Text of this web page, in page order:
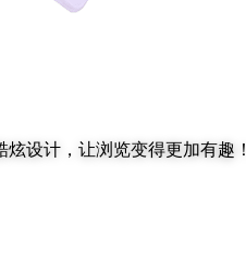
设计，让浏览变得更加有趣！